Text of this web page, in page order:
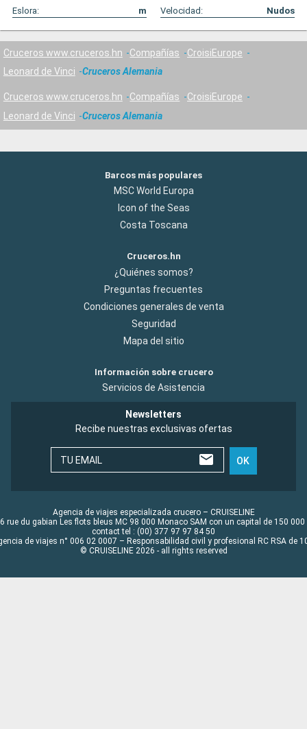
Eslora:
m Velocidad: Nudos
Cruceros www.cruceros.hn Compañías
CroisiEurope
Leonard de Vinci
Cruceros Alemania
Cruceros www.cruceros.hn Compañías
CroisiEurope
Leonard de Vinci
Cruceros Alemania
Barcos más populares
MSC World Europa
Icon of the Seas
Costa Toscana
Cruceros.hn
¿Quiénes somos?
Preguntas frecuentes
Condiciones generales de venta
Seguridad
Mapa del sitio
Información sobre crucero
Servicios de Asistencia
Newsletters
Recibe nuestras exclusivas ofertas
TU EMAIL OK
Agencia de viajes especializada crucero – CRUISELINE
rue du gabian Les flots bleus MC 98 000 Monaco SAM con un capital de 150 000
contact tel : (00) 377 97 97 84 50
de viajes n° 006 02 0007 – Responsabilidad civil y profesional RC RSA de
© CRUISELINE 2026 - all rights reserved